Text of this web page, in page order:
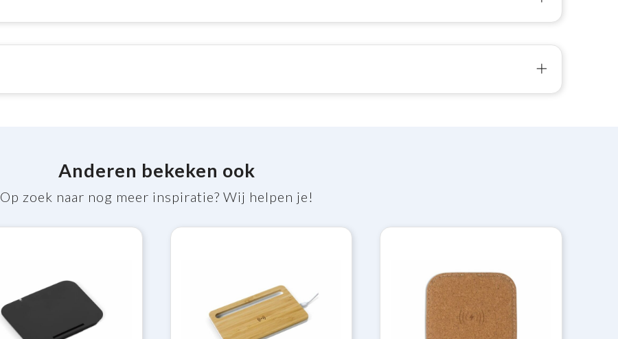
Anderen bekeken ook
Op zoek naar nog meer inspiratie? Wij helpen je!